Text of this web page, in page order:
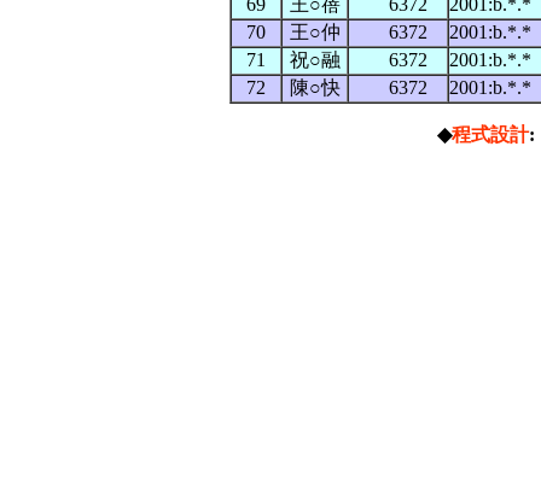
69 王○蓓 6372
70
王○仲 6372
71
祝○融 6372
72
陳○快 6372
◆程式設計: